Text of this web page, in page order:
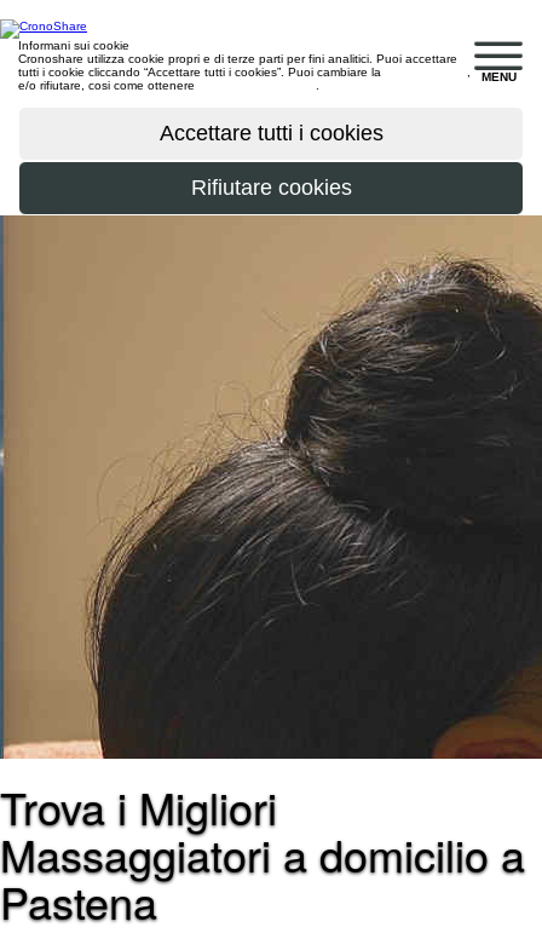
MENU
Informani sui cookie
Cronoshare utilizza cookie propri e di terze parti per fini analitici. Puoi accettare
tutti i cookie cliccando “Accettare tutti i cookies”. Puoi cambiare la
e/o rifiutare, cosi come ottenere
Trova i Migliori
Massaggiatori a domicilio a
Pastena